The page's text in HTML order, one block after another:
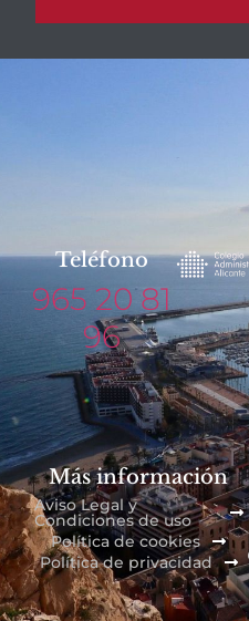
Teléfono
965 20 81
96
Más información
Aviso Legal y
Condiciones de uso
Política de cookies
Política de privacidad